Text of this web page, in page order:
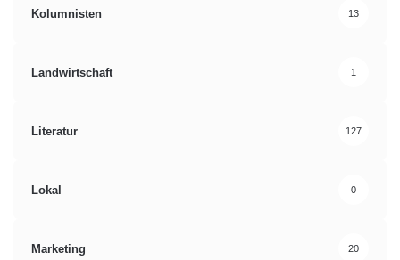
Kolumnisten 13
Landwirtschaft 1
Literatur 127
Lokal 0
Marketing 20